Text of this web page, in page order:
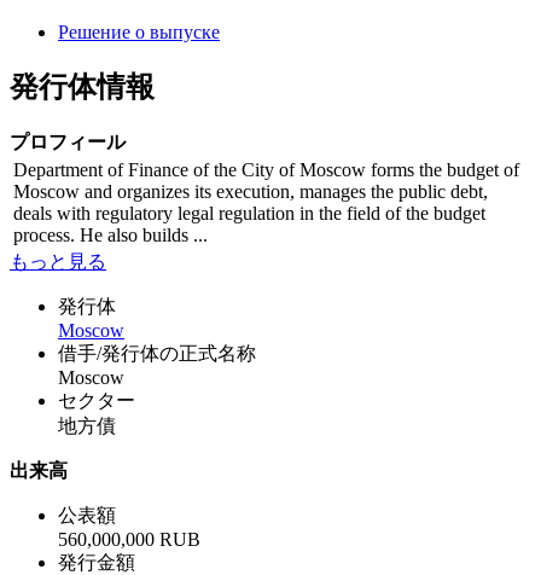
Решение о выпуске
発行体情報
プロフィール
Department of Finance of the City of Moscow forms the budget of
Moscow and organizes its execution, manages the public debt,
deals with regulatory legal regulation in the field of the budget
process. He also builds ...
もっと見る
発行体
Moscow
借手/発行体の正式名称
Moscow
セクター
地方債
出来高
公表額
560,000,000 RUB
発行金額